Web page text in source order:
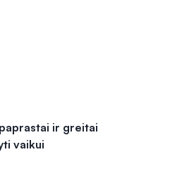
ir greitai
vaikui